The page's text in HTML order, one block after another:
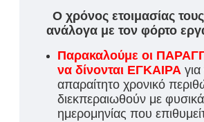
Ο χρόνος ετοιμασίας
ανάλογα με τον φόρτο
Παρακαλούμε οι
να δίνονται ΕΓΚΑΙΡΑ
απαραίτητο χρονικό
διεκπεραιωθούν με
ημερομηνίας που